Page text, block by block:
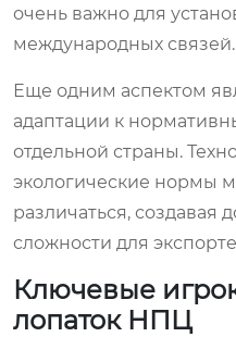
очень важно для
международных связей.
Еще одним аспектом
адаптации к
отдельной страны.
экологические нормы
различаться, создавая
сложности для
Ключевые
лопаток НПЦ